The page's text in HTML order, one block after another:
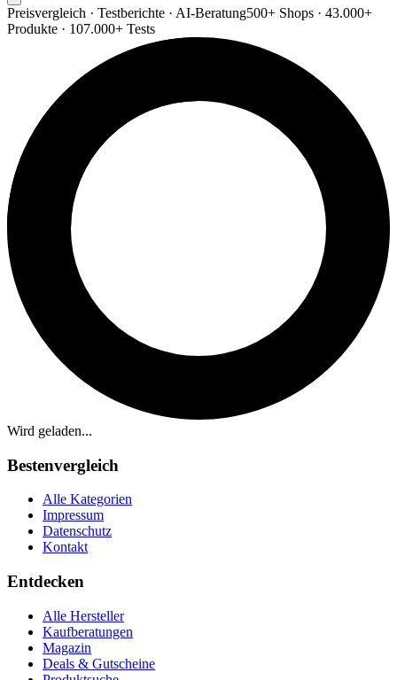
Preisvergleich · Testberichte · AI-Beratung500+ Shops · 43.000+
Produkte · 107.000+ Tests
Wird geladen...
Bestenvergleich
Alle Kategorien
Impressum
Datenschutz
Kontakt
Entdecken
Alle Hersteller
Kaufberatungen
Magazin
Deals & Gutscheine